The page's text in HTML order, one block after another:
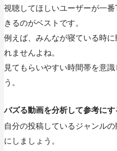
視聴してほしいユーザーが一
きるのがベストです。
例えば、みんなが寝ている時
れませんよね。
見てもらいやすい時間帯を意
う。
バズる動画を分析して参考にす
自分の投稿しているジャンル
にしましょう。